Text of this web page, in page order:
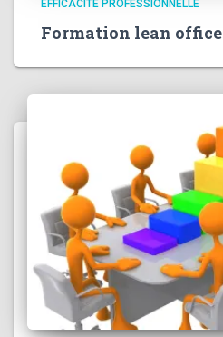
EFFICACITÉ PROFESSIONNELLE
Formation lean office